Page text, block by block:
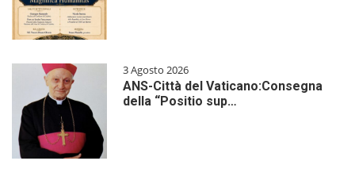
3 Agosto 2026
ANS-Città del Vaticano:Consegna
della “Positio sup…